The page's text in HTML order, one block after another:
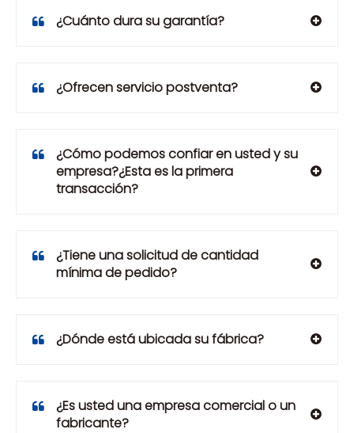
¿Cuánto dura su garantía?
¿Ofrecen servicio postventa?
¿Cómo podemos confiar en usted y su
empresa?¿Esta es la primera
transacción?
¿Tiene una solicitud de cantidad
mínima de pedido?
¿Dónde está ubicada su fábrica?
¿Es usted una empresa comercial o un
fabricante?